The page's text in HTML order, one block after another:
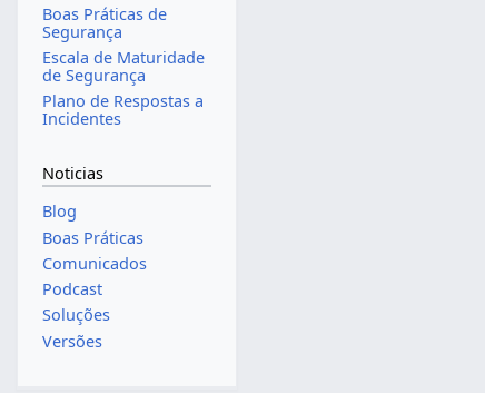
Boas Práticas de
Segurança
Escala de Maturidade
de Segurança
Plano de Respostas a
Incidentes
Noticias
Blog
Boas Práticas
Comunicados
Podcast
Soluções
Versões